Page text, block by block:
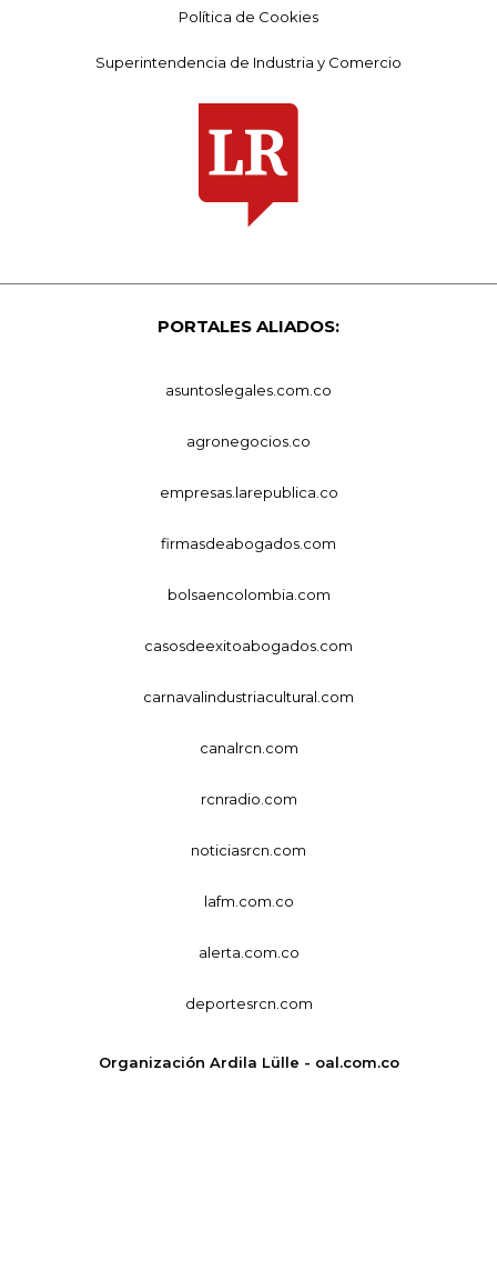
Política de Cookies
Superintendencia de Industria y Comercio
PORTALES ALIADOS:
asuntoslegales.com.co
agronegocios.co
empresas.larepublica.co
firmasdeabogados.com
bolsaencolombia.com
casosdeexitoabogados.com
carnavalindustriacultural.com
canalrcn.com
rcnradio.com
noticiasrcn.com
lafm.com.co
alerta.com.co
deportesrcn.com
Organización Ardila Lülle - oal.com.co